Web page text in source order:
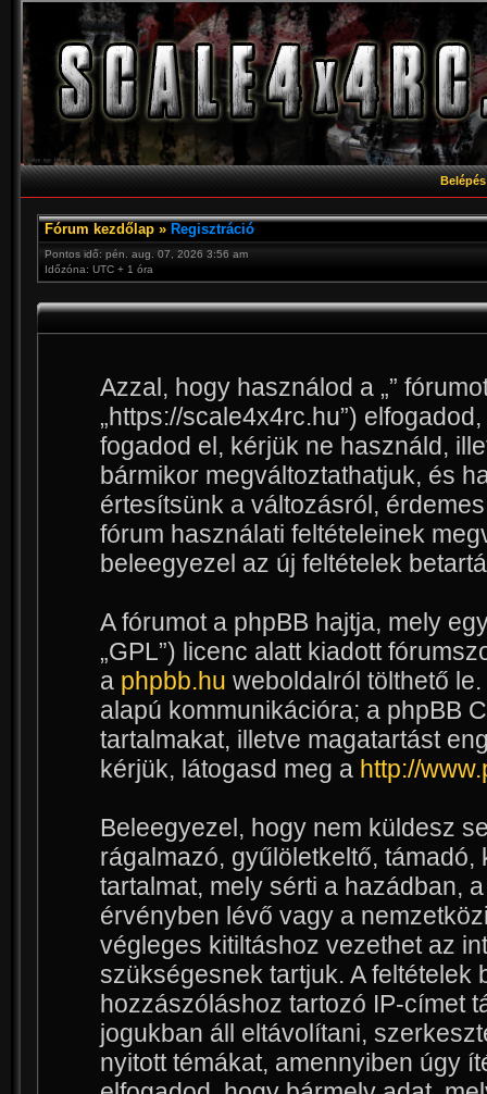
Belépés
Fórum kezdőlap » Regisztráció
Pontos idő: pén. aug. 07, 2026 3:56 am
Időzóna: UTC + 1 óra
Azzal, hogy használod a „”
„https://scale4x4rc.hu”)
fogadod el, kérjük ne használd,
bármikor megváltoztathatjuk, és
értesítsünk a változásról,
fórum használati feltételeinek
beleegyezel az új feltételek
A fórumot a phpBB hajtja, mely
„GPL”) licenc alatt kiadott
a phpbb.hu weboldalról tölthető
alapú kommunikációra; a phpBB
tartalmakat, illetve magatartást
kérjük, látogasd meg a http://
Beleegyezel, hogy nem küldesz
rágalmazó, gyűlöletkeltő,
tartalmat, mely sérti a hazádban,
érvényben lévő vagy a
végleges kitiltáshoz vezethet az
szükségesnek tartjuk. A
hozzászóláshoz tartozó IP-címet
jogukban áll eltávolítani,
nyitott témákat, amennyiben úgy